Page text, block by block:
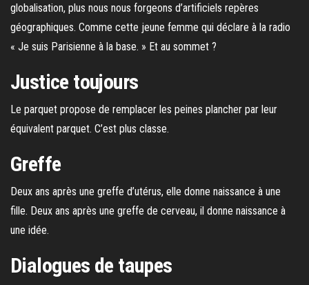
globalisation, plus nous nous forgeons d’artificiels repères
géographiques. Comme cette jeune femme qui déclare à la radio
« Je suis Parisienne à la base. » Et au sommet ?
Justice toujours
Le parquet propose de remplacer les peines plancher par leur
équivalent parquet. C’est plus classe.
Greffe
Deux ans après une greffe d’utérus, elle donne naissance à une
fille. Deux ans après une greffe de cerveau, il donne naissance à
une idée.
Dialogues de taupes